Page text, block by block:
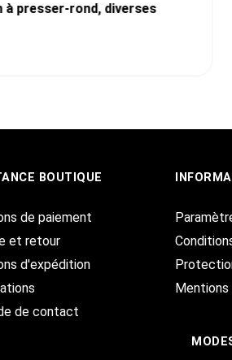
à presser-rond, diverses
BOUTIQUE
de paiement
et retour
d'expédition
de contact
Mentions